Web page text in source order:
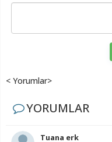
< Yorumlar>
YORUMLAR
Tuana erk